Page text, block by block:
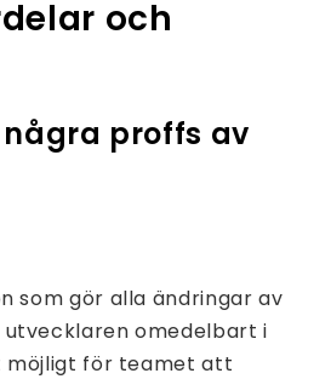
och
proffs av
som gör alla ändringar av
utvecklaren omedelbart i
möjligt för teamet att